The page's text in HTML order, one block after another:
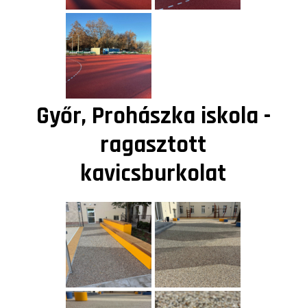
Győr, Prohászka iskola -
ragasztott
kavicsburkolat